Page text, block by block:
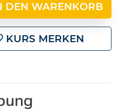
DEN WARENKORB
KURS MERKEN